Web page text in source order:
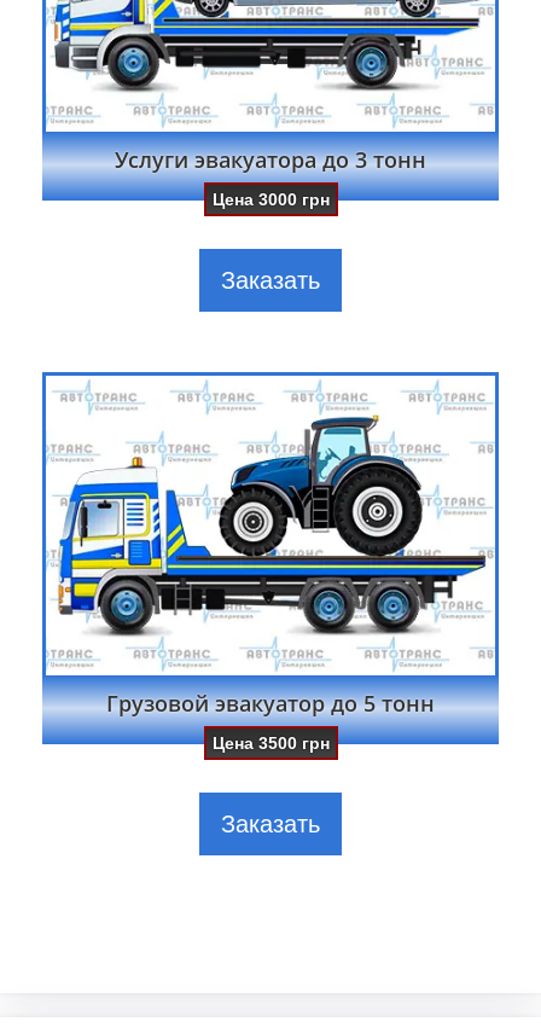
Услуги эвакуатора до 3 тонн
Цена3000 грн
Заказать
Грузовой эвакуатор до 5 тонн
Цена3500 грн
Заказать